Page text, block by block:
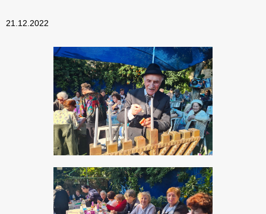
21.12.2022